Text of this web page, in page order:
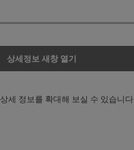
상세정보 새창 열기
상세 정보를 확대해 보실 수 있습니다.